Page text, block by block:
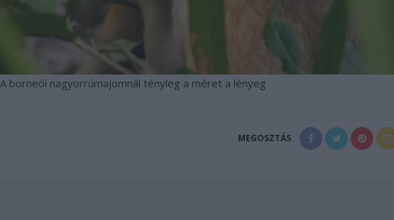
A borneói nagyorrúmajomnál tényleg a méret a lényeg
MEGOSZTÁS